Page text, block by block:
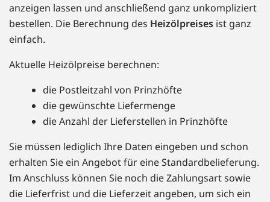
anzeigen lassen und anschließend ganz unkompliziert
bestellen. Die Berechnung des Heizölpreises ist ganz
einfach.
Aktuelle Heizölpreise berechnen:
die Postleitzahl von Prinzhöfte
die gewünschte Liefermenge
die Anzahl der Lieferstellen in Prinzhöfte
Sie müssen lediglich Ihre Daten eingeben und schon
erhalten Sie ein Angebot für eine Standardbelieferung.
Im Anschluss können Sie noch die Zahlungsart sowie
die Lieferfrist und die Lieferzeit angeben, um sich ein